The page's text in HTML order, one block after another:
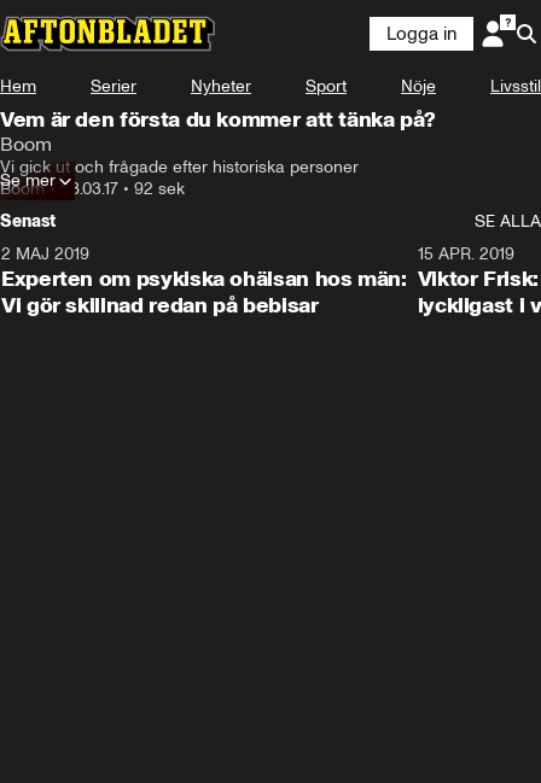
Logga in
Hem Serier Nyheter Sport Nöje Livsstil
Vem är den första du kommer att tänka på?
Boom
Vi gick ut och frågade efter historiska personer
Boom• 08.03.17 • 92 sek
Se mer
Senast
SE ALLA
2 MAJ 2019
Experten om psykiska ohälsan hos män:
Vi gör skillnad redan på bebisar
15 APR. 2019
Viktor
lyckligast i